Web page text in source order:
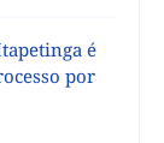
é
por